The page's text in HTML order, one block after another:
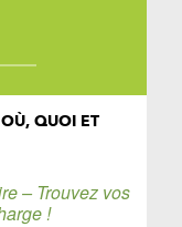
QUOI ET
– Trouvez vos
!